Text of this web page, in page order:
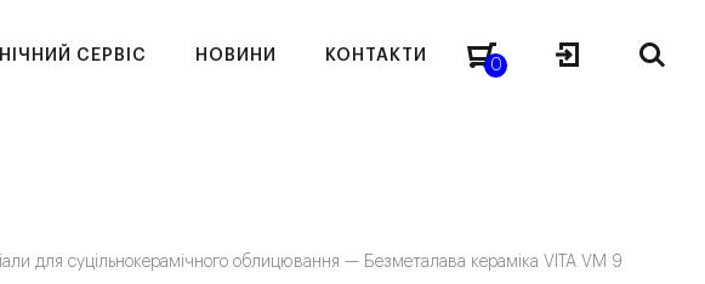
СЕРВІС НОВИНИ КОНТАКТИ
0
для суцільнокерамічного облицювання — Безметалава кераміка VITA VM 9